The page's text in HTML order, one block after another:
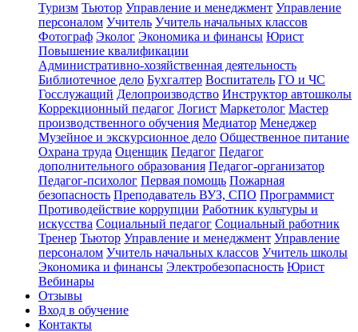
Туризм Тьютор Управление и менеджмент Управление
персоналом Учитель Учитель начальных классов
Фотограф Эколог Экономика и финансы Юрист
Повышение квалификации
Административно-хозяйственная деятельность
Библиотечное дело Бухгалтер Воспитатель ГО и ЧС
Госслужащий Делопроизводство Инструктор автошколы
Коррекционный педагог Логист Маркетолог Мастер
производственного обучения Медиатор Менеджер
Музейное и экскурсионное дело Общественное питание
Охрана труда Оценщик Педагог Педагог
дополнительного образования Педагог-организатор
Педагог-психолог Первая помощь Пожарная
безопасность Преподаватель ВУЗ, СПО Программист
Противодействие коррупции Работник культуры и
искусства Социальный педагог Социальный работник
Тренер Тьютор Управление и менеджмент Управление
персоналом Учитель начальных классов Учитель школы
Экономика и финансы Электробезопасность Юрист
Вебинары
Отзывы
Вход в обучение
Контакты